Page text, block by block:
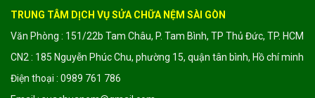
TRUNG TÂM DỊCH VỤ SỬA CHỮA NỆM SÀI GÒN
Văn Phòng : 151/22b Tam Châu, P. Tam Bình, TP Thủ Đức, TP. HCM
CN2 : 185 Nguyễn Phúc Chu, phường 15, quận tân bình, Hồ chí minh
Điện thoại : 0989 761 786